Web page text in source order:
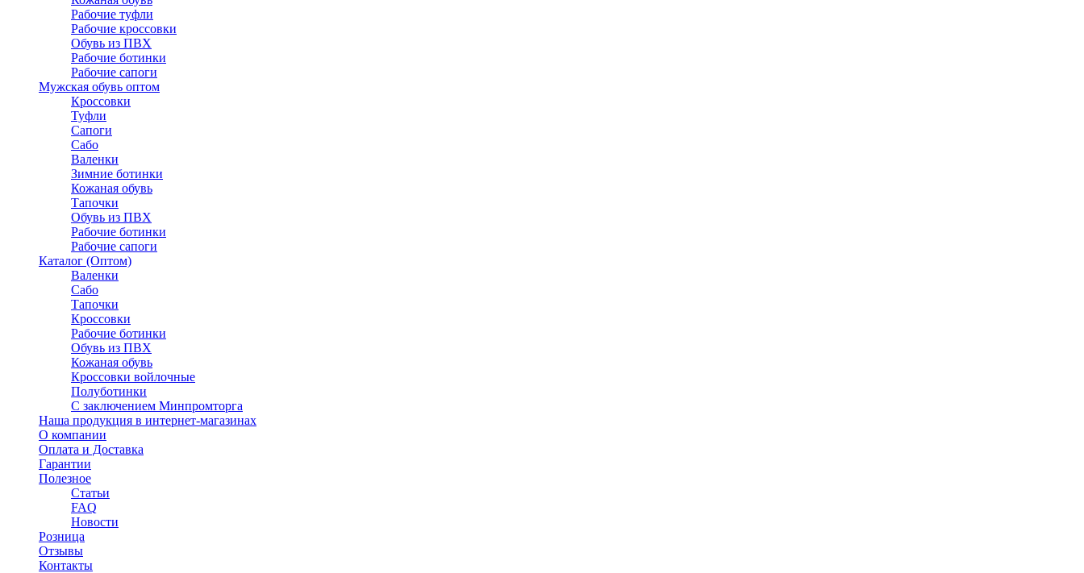
Рабочие туфли
Рабочие кроссовки
Обувь из ПВХ
Рабочие ботинки
Рабочие сапоги
Мужская обувь оптом
Кроссовки
Туфли
Сапоги
Сабо
Валенки
Зимние ботинки
Кожаная обувь
Тапочки
Обувь из ПВХ
Рабочие ботинки
Рабочие сапоги
Каталог (Оптом)
Валенки
Сабо
Тапочки
Кроссовки
Рабочие ботинки
Обувь из ПВХ
Кожаная обувь
Кроссовки войлочные
Полуботинки
C заключением Минпромторга
Наша продукция в интернет-магазинах
О компании
Оплата и Доставка
Гарантии
Полезное
Статьи
FAQ
Новости
Розница
Отзывы
Контакты